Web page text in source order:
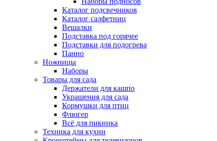
Каталог подсвечников
Каталог салфетниц
Вешалки
Подставка под горячее
Подставки для подогрева
Панно
Ножницы
Наборы
Товары для сада
Держатели для кашпо
Украшения для сада
Кормушки для птиц
Флюгер
Всё для пикника
Техника для кухни